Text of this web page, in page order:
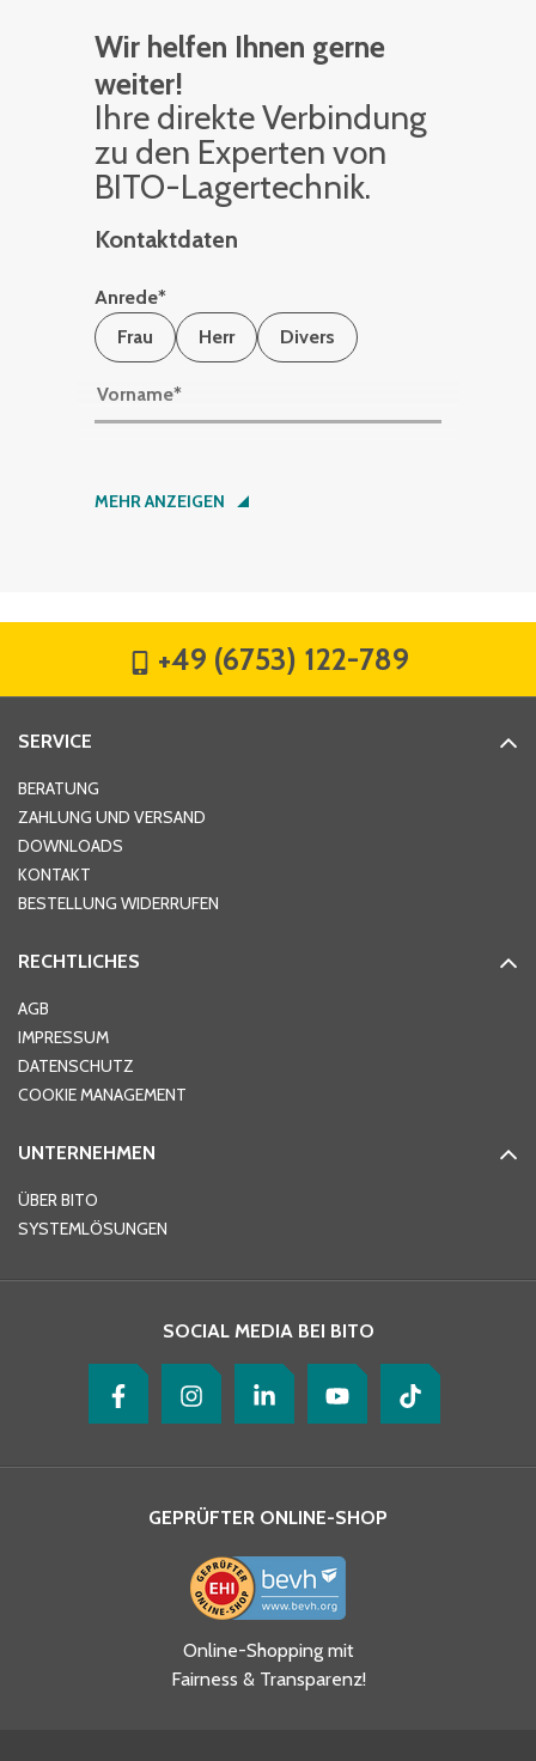
Wir helfen Ihnen gerne
weiter!
Ihre di­rek­te Ver­bin­dung
zu den Ex­per­ten von
BITO-La­ger­tech­nik.
Kontaktdaten
Anrede*
Frau
Herr Divers
Vorname*
Nachname*
Hausnummer
Ort*
Telefon
Ja, ich habe die
Datenschutzhinweise gelesen
und akzeptiere diese.
MEHR ANZEIGEN
+49 (6753) 122-789
SERVICE
BERATUNG
ZAHLUNG UND VERSAND
DOWNLOADS
KONTAKT
BESTELLUNG WIDERRUFEN
RECHTLICHES
AGB
IMPRESSUM
DATENSCHUTZ
COOKIE MANAGEMENT
UNTERNEHMEN
ÜBER BITO
SYSTEMLÖSUNGEN
SOCIAL MEDIA BEI BITO
GEPRÜFTER ONLINE-SHOP
Online-Shopping mit
Fairness & Transparenz!